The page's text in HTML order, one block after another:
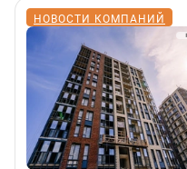
НОВОСТИ КОМПАНИЙ